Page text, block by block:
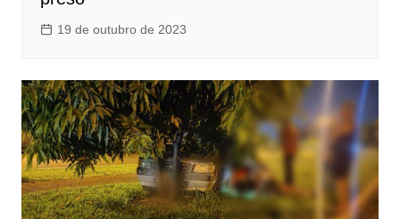
19 de outubro de 2023